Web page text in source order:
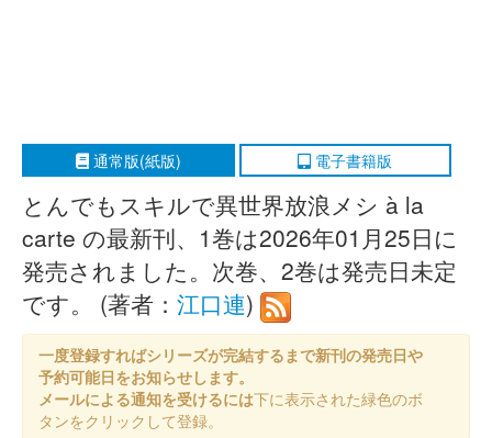
通常版(紙版) 電子書籍版
とんでもスキルで異世界放浪メシ à la
carte の最新刊、1巻は2026年01月25日に
発売されました。次巻、2巻は発売日未定
です。 (著者： 江口連)
一度登録すればシリーズが完結するまで新刊の発売日や
予約可能日をお知らせします。
メールによる通知を受けるには下に表示された緑色のボ
タンをクリックして登録。